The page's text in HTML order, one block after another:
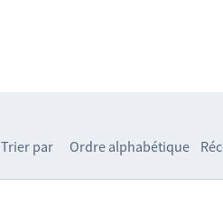
Trier par Ordre alphabétique